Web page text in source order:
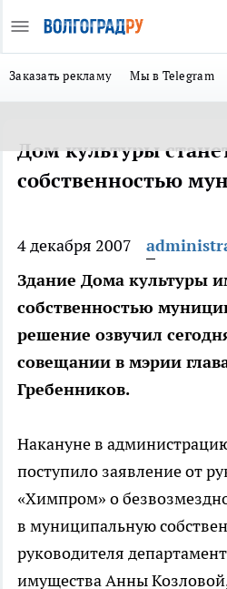
Заказать рекламу Мы в Telegram
Дом культуры
собственностью
4 декабря 2007
Здание Дома культуры
собственностью
решение озвучил
совещании в мэрии
Гребенников.
Накануне в
поступило заявление от
«Химпром» о
в муниципальную
руководителя
имущества Анны